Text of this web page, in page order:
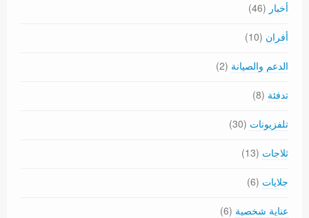
أخبار (46)
أفران (10)
الدعم والصيانة (2)
تدفئة (8)
تلفزيونات (30)
ثلاجات (13)
جلايات (6)
عناية شخصية (6)